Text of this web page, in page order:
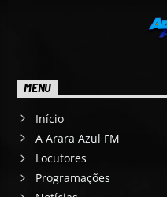
MENU
Início
A Arara Azul FM
Locutores
Programações